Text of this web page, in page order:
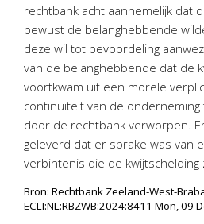
Bedrijfseconomisch advies
Belastingadvies Purmerend
Nieuws&informatie
Nieuwsbrief
Nieuwsoverzicht
Handige links
Downloads
rechtbank acht aannemelijk dat
bewust de belanghebbende
deze wil tot bevoordeling
van de belanghebbende dat de
voortkwam uit een morele
continuïteit van de
door de rechtbank verworpen.
geleverd dat er sprake was van
verbintenis die de kwijtschelding
Bron: Rechtbank Zeeland-West-
ECLI:NL:RBZWB:2024:8411 Mon, 09